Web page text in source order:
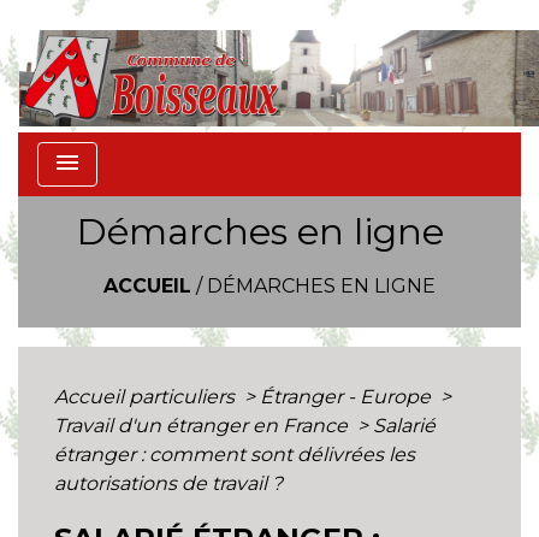
menu
Démarches en ligne
ACCUEIL / DÉMARCHES EN LIGNE
Accueil particuliers > Étranger - Europe >
Travail d'un étranger en France > Salarié
étranger : comment sont délivrées les
autorisations de travail ?